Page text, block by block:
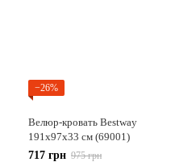
−26%
Велюр-кровать Bestway
191х97х33 см (69001)
717 грн 975 грн